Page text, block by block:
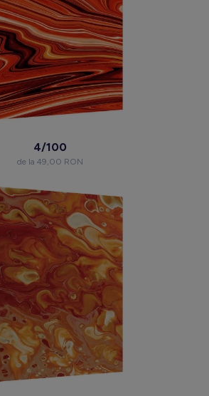
4/100
de la 49,00 RON